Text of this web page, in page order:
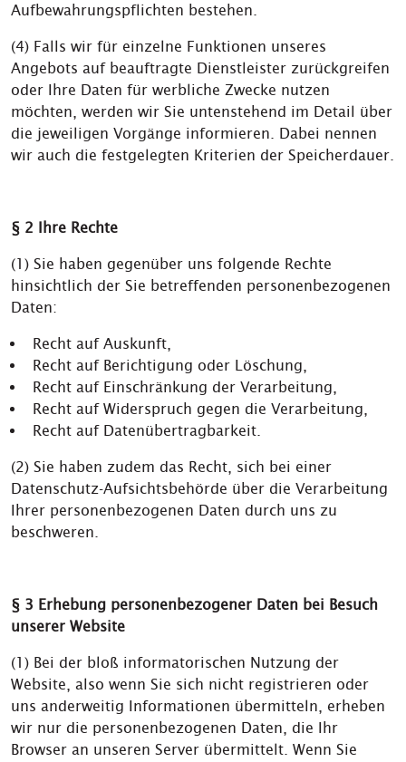
Aufbewahrungspflichten bestehen.
(4) Falls wir für einzelne Funktionen unseres
Angebots auf beauftragte Dienstleister zurückgreifen
oder Ihre Daten für werbliche Zwecke nutzen
möchten, werden wir Sie untenstehend im Detail über
die jeweiligen Vorgänge informieren. Dabei nennen
wir auch die festgelegten Kriterien der Speicherdauer.
§ 2 Ihre Rechte
(1) Sie haben gegenüber uns folgende Rechte
hinsichtlich der Sie betreffenden personenbezogenen
Daten:
Recht auf Auskunft,
Recht auf Berichtigung oder Löschung,
Recht auf Einschränkung der Verarbeitung,
Recht auf Widerspruch gegen die Verarbeitung,
Recht auf Datenübertragbarkeit.
(2) Sie haben zudem das Recht, sich bei einer
Datenschutz-Aufsichtsbehörde über die Verarbeitung
Ihrer personenbezogenen Daten durch uns zu
beschweren.
§ 3 Erhebung personenbezogener Daten bei Besuch
unserer Website
(1) Bei der bloß informatorischen Nutzung der
Website, also wenn Sie sich nicht registrieren oder
uns anderweitig Informationen übermitteln, erheben
wir nur die personenbezogenen Daten, die Ihr
Browser an unseren Server übermittelt. Wenn Sie